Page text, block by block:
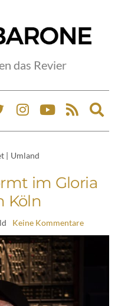
das Revier
| Umland
im Gloria
Köln
Keine Kommentare